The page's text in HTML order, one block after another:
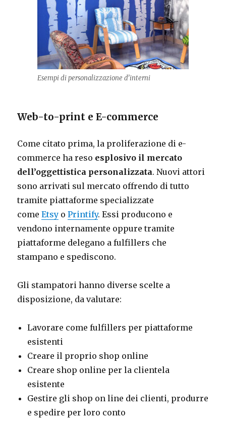
Esempi di personalizzazione d’interni
Web-to-print e E-commerce
Come citato prima, la proliferazione di e-
commerce ha reso esplosivo il mercato
dell’oggettistica personalizzata. Nuovi attori
sono arrivati sul mercato offrendo di tutto
tramite piattaforme specializzate
comeEtsy oPrintify. Essi producono e
vendono internamente oppure tramite
piattaforme delegano a fulfillers che
stampano e spediscono.
Gli stampatori hanno diverse scelte a
disposizione, da valutare:
Lavorare come fulfillers per piattaforme
esistenti
Creare il proprio shop online
Creare shop online per la clientela
esistente
Gestire gli shop on line dei clienti, produrre
e spedire per loro conto